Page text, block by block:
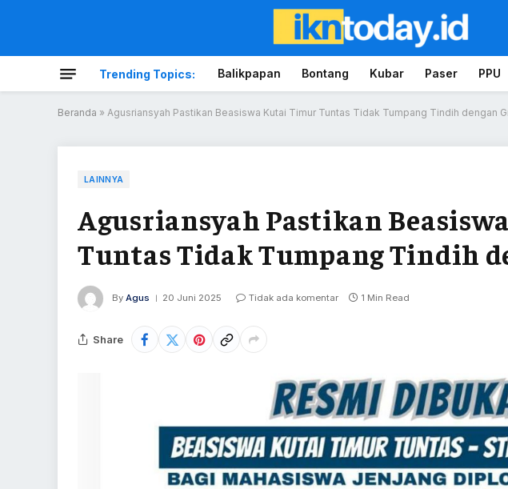
Trending Topics: Balikpapan Bontang Kubar Paser PPU
Beranda » Agusriansyah Pastikan Beasiswa Kutai Timur Tuntas Tidak Tumpang Tindih dengan
LAINNYA
Agusriansyah Pastikan
Tuntas Tidak Tumpang Tindih
By Agus 20 Juni 2025 Tidak ada komentar 1 Min Read
Share